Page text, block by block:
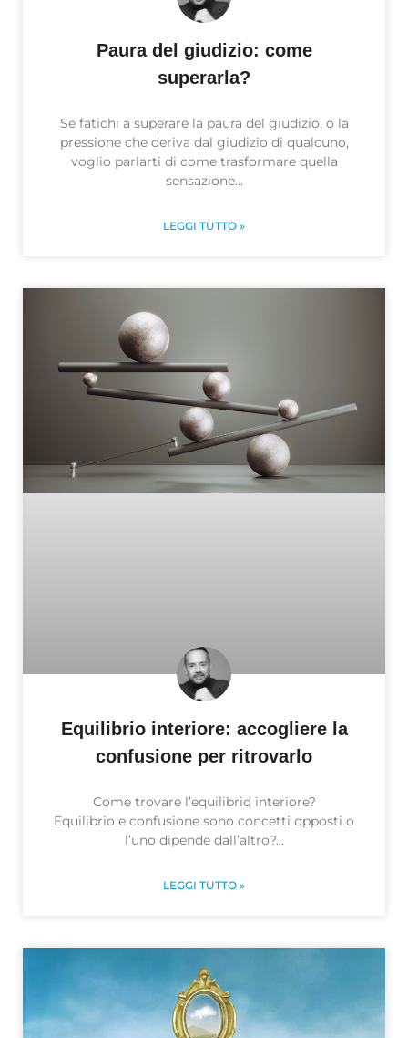
Paura del giudizio: come
superarla?
Se fatichi a superare la paura del giudizio, o la
pressione che deriva dal giudizio di qualcuno,
voglio parlarti di come trasformare quella
sensazione
LEGGI TUTTO »
Equilibrio interiore: accogliere la
confusione per ritrovarlo
Come trovare l’equilibrio interiore?
Equilibrio e confusione sono concetti opposti o
l’uno dipende dall’altro?
LEGGI TUTTO »